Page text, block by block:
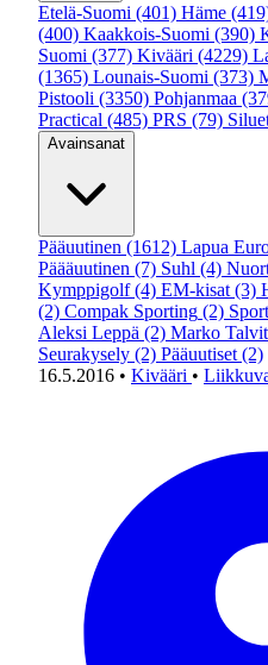
Etelä-Suomi (401) Häme
(400) Kaakkois-Suomi (390)
Suomi (377) Kivääri (4229)
(1365) Lounais-Suomi (373)
Pistooli (3350) Pohjanmaa
Practical (485) PRS (79)
Avainsanat
Pääuutinen (1612) Lapua
Päääuutinen (7) Suhl (4)
Kymppigolf (4) EM-kisat (3)
(2) Compak Sporting (2)
Aleksi Leppä (2) Marko
Seurakysely (2) Pääuutiset (2)
16.5.2016 • Kivääri •